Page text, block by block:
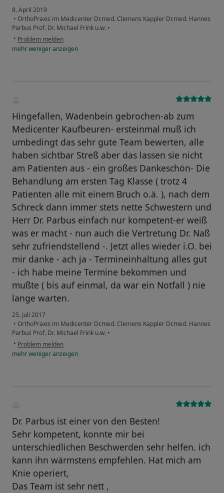
8. April 2019
• OrthoPraxis im Medicenter Dr.med. Clemens Kappler Dr.med. Hannes
Parbus Prof. Dr. Michael Frink u.w. •
• Problem melden
mehrwenigeranzeigen
Hingefallen, Wadenbein gebrochen-ab zum
Medicenter Kaufbeuren- ersteinmal muß ich
umbedingt das sehr gute Team bewerten, alle
haben sichtbar Streß aber das lassen sie nicht
am Patienten aus - ein großes Dankeschön- Die
Behandlung am ersten Tag Klasse ( trotz 4
Patienten alle mit einem Bruch o.ä. ), nach dem
Schreck dann immer stets nette Schwestern und
Herr Dr. Parbus einfach nur kompetent-er weiß
was er macht - nun auch die Vertretung Dr. Naß
sehr zufriendstellend -. Jetzt alles wieder i.O. bei
mir danke - ach ja - Termineinhaltung alles gut
- ich habe meine Termine bekommen und
mußte ( bis auf einmal, da war ein Notfall ) nie
lange warten.
25. Juli 2017
• OrthoPraxis im Medicenter Dr.med. Clemens Kappler Dr.med. Hannes
Parbus Prof. Dr. Michael Frink u.w. •
• Problem melden
mehrwenigeranzeigen
Dr. Parbus ist einer von den Besten!
Sehr kompetent, konnte mir bei
unterschiedlichen Beschwerden sehr helfen. ich
kann ihn wärmstens empfehlen. Hat mich am
Knie operiert,
Das Team ist sehr nett ,